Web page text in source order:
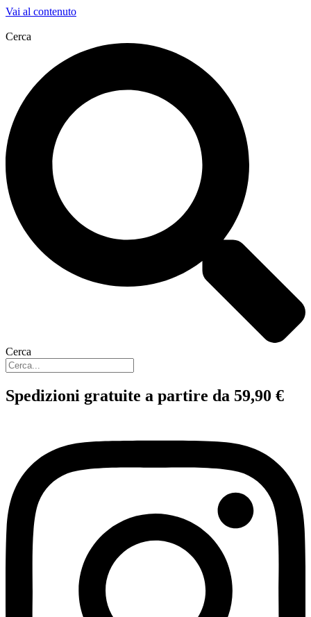
Vai al contenuto
Cerca
Cerca
Spedizioni gratuite a partire da 59,90 €